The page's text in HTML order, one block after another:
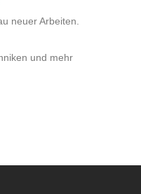
neuer Arbeiten.
und mehr